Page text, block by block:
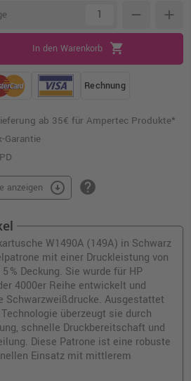
remove add
In den Warenkorb shopping_cart
Rechnung
ab 35€ für Ampertec Produkte*
Garantie
anzeigen arrow_circle_down help
W1490A (149A) in Schwarz
mit einer Druckleistung von
% Deckung. Sie wurde für HP
4000er Reihe entwickelt und
Schwarzweißdrucke. Ausgestattet
überzeugt sie durch
schnelle Druckbereitschaft und
Diese Patrone ist eine robuste
Einsatz mit mittlerem